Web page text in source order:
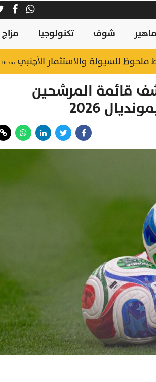
شوف تكنولوجيا مزاج
للسيولة والاستثمار الأجنبي منذ ١٦ ساعة
قائمة المرشحين
2026